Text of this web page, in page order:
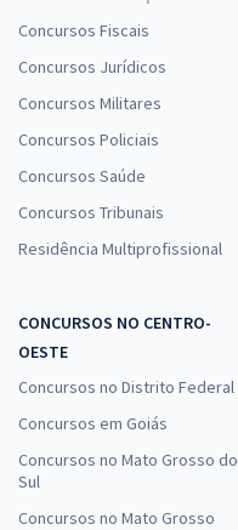
Concursos Fiscais
Concursos Jurídicos
Concursos Militares
Concursos Policiais
Concursos Saúde
Concursos Tribunais
Residência Multiprofissional
CONCURSOS NO CENTRO-
OESTE
Concursos no Distrito Federal
Concursos em Goiás
Concursos no Mato Grosso do
Sul
Concursos no Mato Grosso